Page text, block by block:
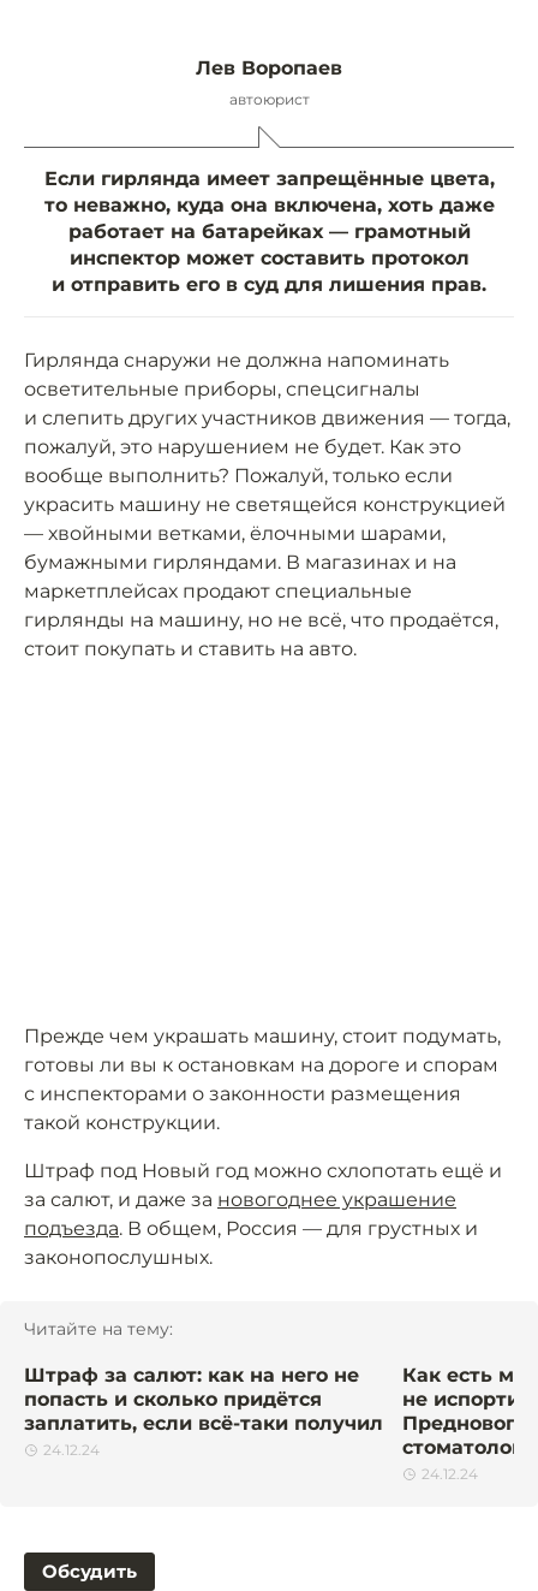
Лев Воропаев
автоюрист
Если гирлянда имеет запрещённые цвета,
то неважно, куда она включена, хоть даже
работает на батарейках — грамотный
инспектор может составить протокол
и отправить его в суд для лишения прав.
Гирлянда снаружи не должна напоминать
осветитель­ные приборы, спецсигналы
и слепить других участников движения — тогда,
пожалуй, это нарушением не будет. Как это
вообще выполнить? Пожалуй, только если
украсить машину не светящейся конструкцией
— хвойными ветками, ёлочными шарами,
бумажными гирляндами. В магазинах и на
маркетплейсах продают специальные
гирлянды на машину, но не всё, что продаётся,
стоит покупать и ставить на авто.
Прежде чем украшать машину, стоит подумать,
готовы ли вы к остановкам на дороге и спорам
с инспекторами о законности размещения
такой конструкции.
Штраф под Новый год можно схлопотать ещё и
за салют, и даже за новогоднее украшение
подъезда. В общем, Россия — для грустных и
законопослушных.
Читайте на тему:
Штраф за салют: как на него не
попасть и сколько придётся
заплатить, если всё-таки получил
24.12.24
Как есть
не
стоматолога
24.12.24
Обсудить